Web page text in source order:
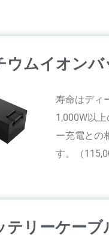
ウムイオン
寿命はディ
1,000W以
ー充電との
す。（
テリーケーブ